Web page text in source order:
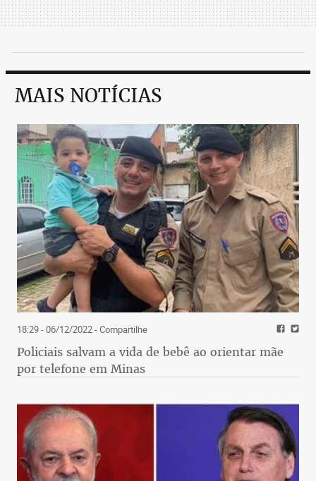
MAIS NOTÍCIAS
18:29 - 06/12/2022- Compartilhe
Policiais salvam a vida de bebê ao orientar mãe
por telefone em Minas